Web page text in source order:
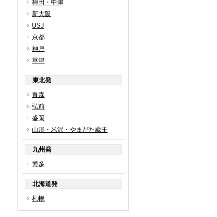
梅田・中津
新大阪
USJ
京都
神戸
草津
東北発
青森
弘前
盛岡
山形・米沢・やまがた蔵王
九州発
博多
北海道発
札幌